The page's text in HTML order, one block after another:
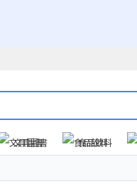
文具圖書
食品飲料